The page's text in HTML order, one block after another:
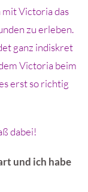
mit Victoria das
zu erleben.
ganz indiskret
Victoria beim
erst so richtig
dabei!
und ich habe